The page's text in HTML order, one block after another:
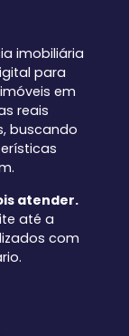
imobiliária
para
em
reais
buscando
atender.
até a
com